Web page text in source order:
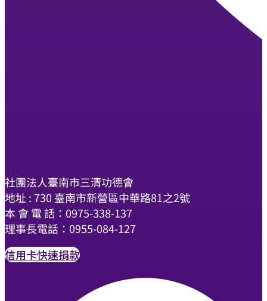
社團法人臺南市三清功德會
地址 : 730 臺南市新營區中華路81之2號
本 會 電 話：0975-338-137
理事長電話：0955-084-127
信用卡快速捐款